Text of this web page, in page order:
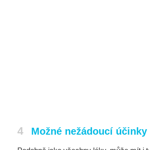
4 Možné nežádoucí účinky